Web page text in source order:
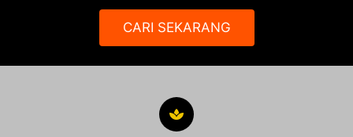
CARI SEKARANG